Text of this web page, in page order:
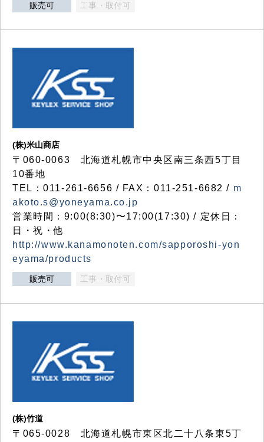
販売可 工事・取付可
(株)米山商店
〒060-0063 北海道札幌市中央区南三条西5丁目
10番地
TEL：011-261-6656 / FAX：011-251-6682 / m
akoto.s@yoneyama.co.jp
営業時間：9:00(8:30)〜17:00(17:30) / 定休日：
日・祝・他
http://www.kanamonoten.com/sapporoshi-yon
eyama/products
販売可 工事・取付可
(株)竹道
〒065-0028 北海道札幌市東区北二十八条東5丁